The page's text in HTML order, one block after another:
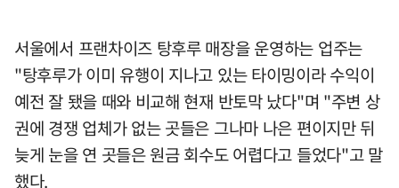
서울에서 프랜차이즈 탕후루 매장을 운영하는 업주는
"탕후루가 이미 유행이 지나고 있는 타이밍이라 수익이
예전 잘 됐을 때와 비교해 현재 반토막 났다"며 "주변 상
권에 경쟁 업체가 없는 곳들은 그나마 나은 편이지만 뒤
늦게 눈을 연 곳들은 원금 회수도 어렵다고 들었다"고 말
했다.